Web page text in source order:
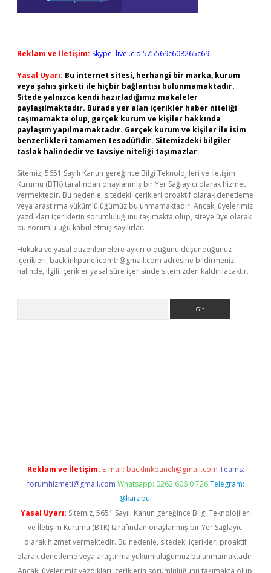
Reklam ve İletişim: Skype: live:.cid.575569c608265c69
Yasal Uyarı: Bu internet sitesi, herhangi bir marka, kurum
veya şahıs şirketi ile hiçbir bağlantısı bulunmamaktadır.
Sitede yalnızca kendi hazırladığımız makaleler
paylaşılmaktadır. Burada yer alan içerikler haber niteliği
taşımamakta olup, gerçek kurum ve kişiler hakkında
paylaşım yapılmamaktadır. Gerçek kurum ve kişiler ile isim
benzerlikleri tamamen tesadüfidir. Sitemizdeki bilgiler
taslak halindedir ve tavsiye niteliği taşımazlar.
Sitemiz, 5651 Sayılı Kanun gereğince Bilgi Teknolojileri ve İletişim
Kurumu (BTK) tarafından onaylanmış bir Yer Sağlayıcı olarak hizmet
vermektedir. Bu nedenle, sitedeki içerikleri proaktif olarak denetleme
veya araştırma yükümlülüğümüz bulunmamaktadır. Ancak, üyelerimiz
yazdıkları içeriklerin sorumluluğunu taşımakta olup, siteye üye olarak
bu sorumluluğu kabul etmiş sayılırlar.
Hukuka ve yasal düzenlemelere aykırı olduğunu düşündüğünüz
içerikleri, backlinkpanelicomtr@gmail.com adresine bildirmeniz
halinde, ilgili içerikler yasal süre içerisinde sitemizden kaldırılacaktır.
Reklam ve İletişim: E-mail: backlinkpaneli@gmail.com Teams:
forumhizmeti@gmail.com Whatsapp: 0262 606 0 726 Telegram:
@karabul
Yasal Uyarı: Sitemiz, 5651 Sayılı Kanun gereğince Bilgi Teknolojileri
ve İletişim Kurumu (BTK) tarafından onaylanmış bir Yer Sağlayıcı
olarak hizmet vermektedir. Bu nedenle, sitedeki içerikleri proaktif
olarak denetleme veya araştırma yükümlülüğümüz bulunmamaktadır.
Ancak, üyelerimiz yazdıkları içeriklerin sorumluluğunu taşımakta olup,